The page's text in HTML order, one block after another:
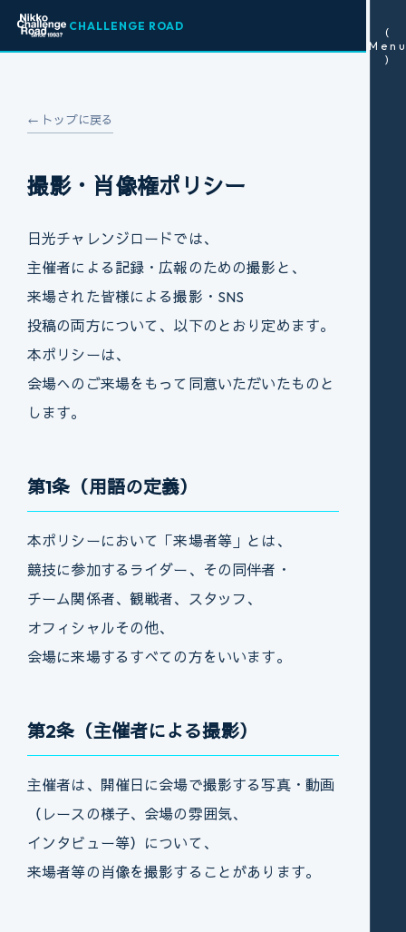
(
)
CHALLENGE ROAD
← トップに戻る
撮影・肖像権ポリシー
日光チャレンジロードでは、
主催者による記録・広報のための撮影と、
来場された皆様による撮影・SNS
投稿の両方について、以下のとおり定めます。
本ポリシーは、
会場へのご来場をもって同意いただいたものと
します。
第1条（用語の定義）
本ポリシーにおいて「来場者等」とは、
競技に参加するライダー、その同伴者・
チーム関係者、観戦者、スタッフ、
オフィシャルその他、
会場に来場するすべての方をいいます。
第2条（主催者による撮影）
主催者は、開催日に会場で撮影する写真・動画
（レースの様子、会場の雰囲気、
インタビュー等）について、
来場者等の肖像を撮影することがあります。